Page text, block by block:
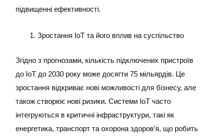
підвищенні ефективності.
Зростання IoT та його вплив на суспільство
Згідно з прогнозами, кількість підключених пристроїв
до IoT до 2030 року може досягти 75 мільярдів. Це
зростання відкриває нові можливості для бізнесу, але
також створює нові ризики. Системи IoT часто
інтегруються в критичні інфраструктури, такі як
енергетика, транспорт та охорона здоров’я, що робить